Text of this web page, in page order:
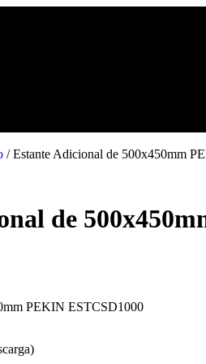
/ Estante Adicional de 500x450mm
de
PEKIN ESTCSD1000